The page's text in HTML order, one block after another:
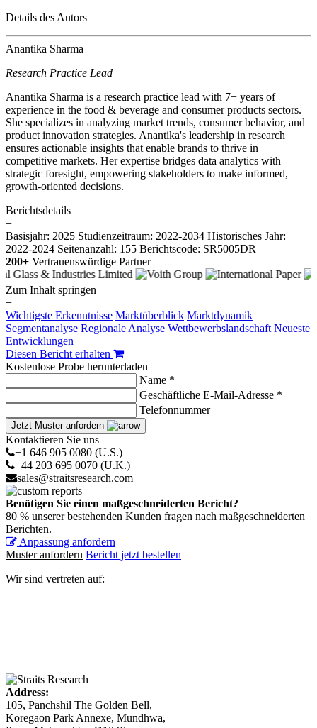
Details des Autors
Anantika Sharma
Research Practice Lead
Anantika Sharma is a research practice lead with 7+ years of
experience in the food & beverage and consumer products sectors.
She specializes in analyzing market trends, consumer behavior, and
product innovation strategies. Anantika's leadership in research
ensures actionable insights that enable brands to thrive in
competitive markets. Her expertise bridges data analytics with
strategic foresight, empowering stakeholders to make informed,
growth-oriented decisions.
Berichtsdetails
−
Basisjahr: 2025 Studienzeitraum: 2022-2034 Historisches Jahr:
2022-2024 Seitenanzahl: 155 Berichtscode: SR5005DR
200+ Vertrauenswürdige Partner
Zum Inhalt springen
−
Wichtigste Erkenntnisse Marktüberblick Marktdynamik
Segmentanalyse Regionale Analyse Wettbewerbslandschaft Neueste
Entwicklungen
Diesen Bericht erhalten
Kostenlose Probe herunterladen
Name *
Geschäftliche E-Mail-Adresse *
Telefonnummer
Jetzt Muster anfordern
Kontaktieren Sie uns
+1 646 905 0080 (U.S.)
+44 203 695 0070 (U.K.)
sales@straitsresearch.com
Benötigen Sie einen maßgeschneiderten Bericht?
80 % unserer bestehenden Kunden fragen nach maßgeschneiderten
Berichten.
Anpassung anfordern
Muster anfordern Bericht jetzt bestellen
Wir sind vertreten auf:
Address:
105, Panchshil The Golden Bell,
Koregaon Park Annexe, Mundhwa,